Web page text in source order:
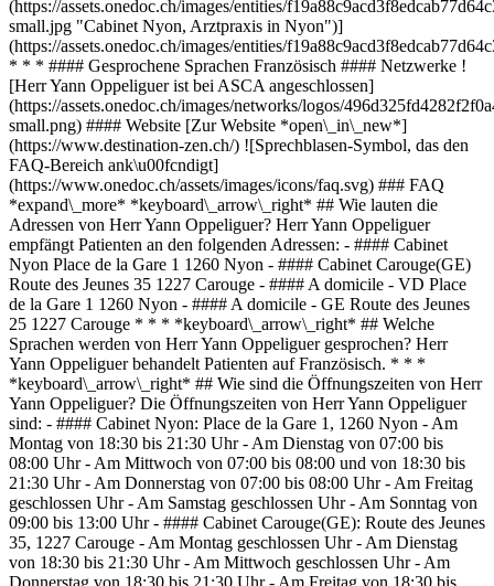
(https://assets.onedoc.ch/images/entities/
small.jpg "Cabinet Nyon, Arztpraxis in Nyon")]
(https://assets.onedoc.ch/images/entities/
* * * #### Gesprochene Sprachen Französisch #### Netzwerke !
[Herr Yann Oppeliguer ist bei ASCA angeschlossen]
(https://assets.onedoc.ch/images/networks/logos/
small.png) #### Website [Zur Website *open\_in\_new*]
(https://www.destination-zen.ch/) ![Sprechblasen-Symbol, das den
FAQ-Bereich ank\u00fcndigt]
(https://www.onedoc.ch/assets/images/icons/faq.svg) ### FAQ
*expand\_more* *keyboard\_arrow\_right* ## Wie lauten die
Adressen von Herr Yann Oppeliguer? Herr Yann Oppeliguer
empfängt Patienten an den folgenden Adressen: - #### Cabinet
Nyon Place de la Gare 1 1260 Nyon - #### Cabinet Carouge(GE)
Route des Jeunes 35 1227 Carouge - #### A domicile - VD Place
de la Gare 1 1260 Nyon - #### A domicile - GE Route des Jeunes
25 1227 Carouge * * * *keyboard\_arrow\_right* ## Welche
Sprachen werden von Herr Yann Oppeliguer gesprochen? Herr
Yann Oppeliguer behandelt Patienten auf Französisch. * * *
*keyboard\_arrow\_right* ## Wie sind die Öffnungszeiten von Herr
Yann Oppeliguer? Die Öffnungszeiten von Herr Yann Oppeliguer
sind: - #### Cabinet Nyon: Place de la Gare 1, 1260 Nyon - Am
Montag von 18:30 bis 21:30 Uhr - Am Dienstag von 07:00 bis
08:00 Uhr - Am Mittwoch von 07:00 bis 08:00 und von 18:30 bis
21:30 Uhr - Am Donnerstag von 07:00 bis 08:00 Uhr - Am Freitag
geschlossen Uhr - Am Samstag geschlossen Uhr - Am Sonntag von
09:00 bis 13:00 Uhr - #### Cabinet Carouge(GE): Route des Jeunes
35, 1227 Carouge - Am Montag geschlossen Uhr - Am Dienstag
von 18:30 bis 21:30 Uhr - Am Mittwoch geschlossen Uhr - Am
Donnerstag von 18:30 bis 21:30 Uhr - Am Freitag von 18:30 bis